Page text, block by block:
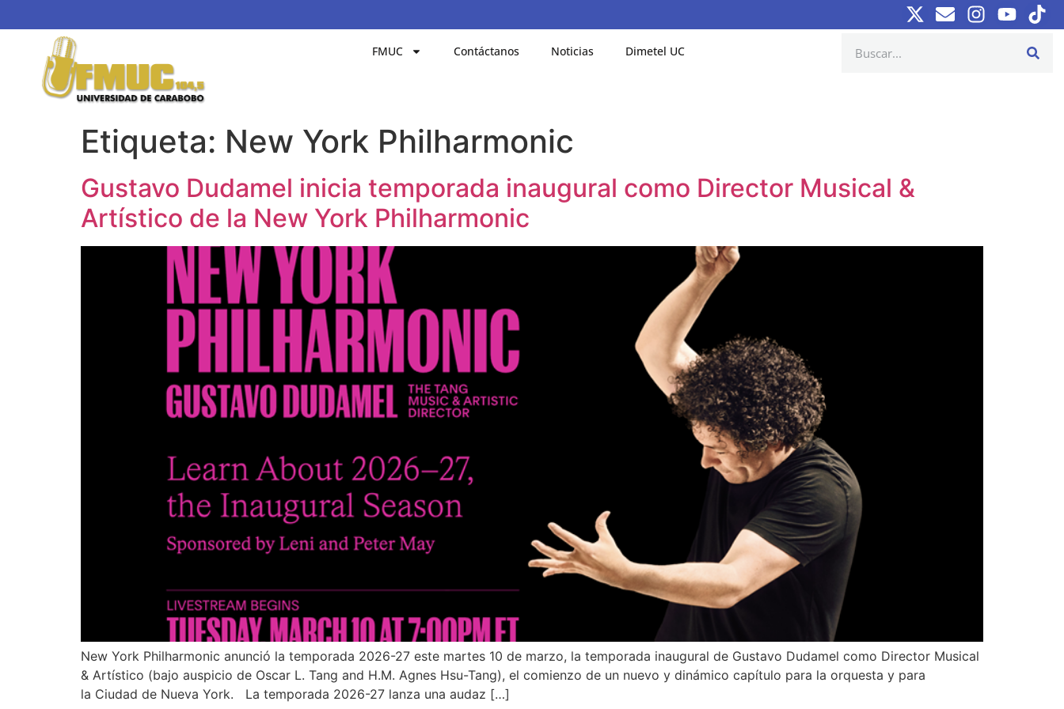
FMUC Contáctanos Noticias Dimetel UC
Etiqueta: New York Philharmonic
Gustavo Dudamel inicia temporada inaugural como Director Musical &
Artístico de la New York Philharmonic
New York Philharmonic anunció la temporada 2026-27 este martes 10 de marzo, la temporada inaugural de Gustavo Dudamel como Director Musical
& Artístico (bajo auspicio de Oscar L. Tang and H.M. Agnes Hsu-Tang), el comienzo de un nuevo y dinámico capítulo para la orquesta y para
la Ciudad de Nueva York. La temporada 2026-27 lanza una audaz […]